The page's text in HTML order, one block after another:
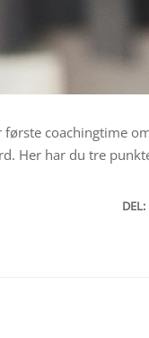
coachingtime
Her har du tre
DEL: